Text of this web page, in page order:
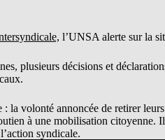
l’UNSA alerte sur la
plusieurs décisions et
: la volonté annoncée de retirer
à une mobilisation citoyenne.
syndicale.